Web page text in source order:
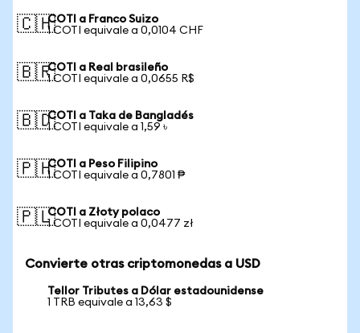
🇨🇭COTI a Franco Suizo
1 COTI equivale a 0,0104 CHF
🇧🇷COTI a Real brasileño
1 COTI equivale a 0,0655 R$
🇧🇩COTI a Taka de Bangladés
1 COTI equivale a 1,59 ৳
🇵🇭COTI a Peso Filipino
1 COTI equivale a 0,7801 ₱
🇵🇱COTI a Złoty polaco
1 COTI equivale a 0,0477 zł
Convierte otras criptomonedas a USD
Tellor Tributes a Dólar estadounidense
1 TRB equivale a 13,63 $